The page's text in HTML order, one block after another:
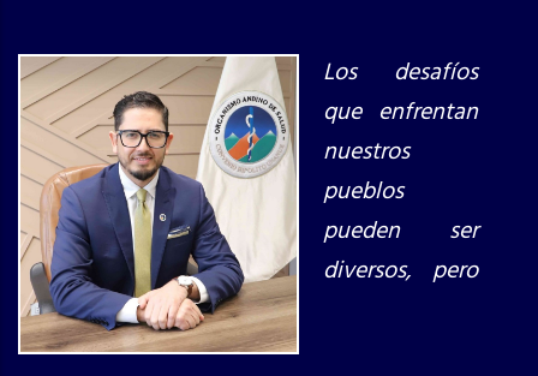
Los desafíos
que enfrentan
nuestros
pueblos
pueden ser
diversos, pero